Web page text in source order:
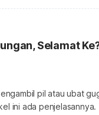
normal sepanjang
Selamat
pil atau ubat
ada penjelasannya. Untuk